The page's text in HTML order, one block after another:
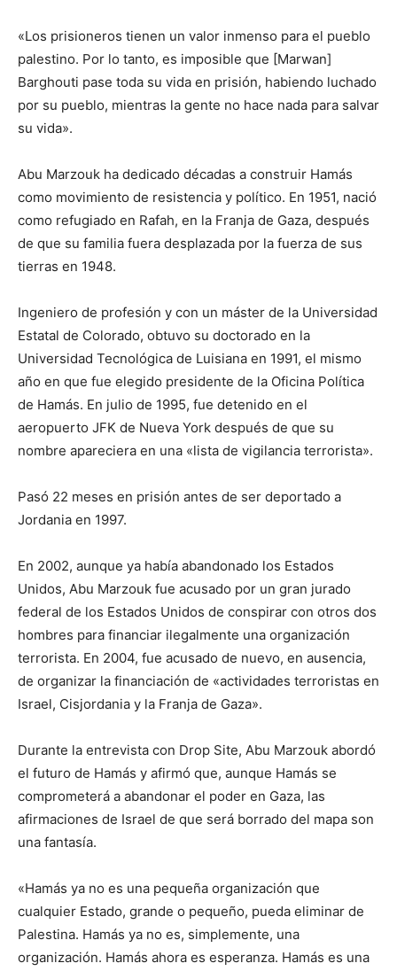
«Los prisioneros tienen un valor inmenso para el pueblo
palestino. Por lo tanto, es imposible que [Marwan]
Barghouti pase toda su vida en prisión, habiendo luchado
por su pueblo, mientras la gente no hace nada para salvar
su vida».
Abu Marzouk ha dedicado décadas a construir Hamás
como movimiento de resistencia y político. En 1951, nació
como refugiado en Rafah, en la Franja de Gaza, después
de que su familia fuera desplazada por la fuerza de sus
tierras en 1948.
Ingeniero de profesión y con un máster de la Universidad
Estatal de Colorado, obtuvo su doctorado en la
Universidad Tecnológica de Luisiana en 1991, el mismo
año en que fue elegido presidente de la Oficina Política
de Hamás. En julio de 1995, fue detenido en el
aeropuerto JFK de Nueva York después de que su
nombre apareciera en una «lista de vigilancia terrorista».
Pasó 22 meses en prisión antes de ser deportado a
Jordania en 1997.
En 2002, aunque ya había abandonado los Estados
Unidos, Abu Marzouk fue acusado por un gran jurado
federal de los Estados Unidos de conspirar con otros dos
hombres para financiar ilegalmente una organización
terrorista. En 2004, fue acusado de nuevo, en ausencia,
de organizar la financiación de «actividades terroristas en
Israel, Cisjordania y la Franja de Gaza».
Durante la entrevista con Drop Site, Abu Marzouk abordó
el futuro de Hamás y afirmó que, aunque Hamás se
comprometerá a abandonar el poder en Gaza, las
afirmaciones de Israel de que será borrado del mapa son
una fantasía.
«Hamás ya no es una pequeña organización que
cualquier Estado, grande o pequeño, pueda eliminar de
Palestina. Hamás ya no es, simplemente, una
organización. Hamás ahora es esperanza. Hamás es una